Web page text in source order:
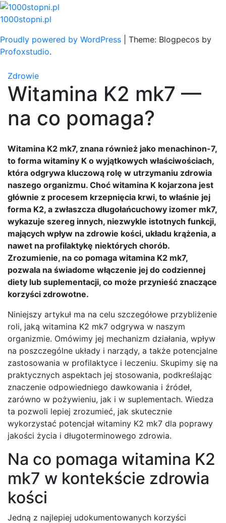
Skip
to
1000stopni.pl
Proudly powered by WordPress
Theme: Blogpecos by
Profoxstudio.
Zdrowie
Witamina K2 mk7 —
na co pomaga?
Witamina K2 mk7, znana również jako menachinon-7,
to forma witaminy K o wyjątkowych właściwościach,
która odgrywa kluczową rolę w utrzymaniu zdrowia
naszego organizmu. Choć witamina K kojarzona jest
głównie z procesem krzepnięcia krwi, to właśnie jej
forma K2, a zwłaszcza długołańcuchowy izomer mk7,
wykazuje szereg innych, niezwykle istotnych funkcji,
mających wpływ na zdrowie kości, układu krążenia, a
nawet na profilaktykę niektórych chorób.
Zrozumienie, na co pomaga witamina K2 mk7,
pozwala na świadome włączenie jej do codziennej
diety lub suplementacji, co może przynieść znaczące
korzyści zdrowotne.
Niniejszy artykuł ma na celu szczegółowe przybliżenie
roli, jaką witamina K2 mk7 odgrywa w naszym
organizmie. Omówimy jej mechanizm działania, wpływ
na poszczególne układy i narządy, a także potencjalne
zastosowania w profilaktyce i leczeniu. Skupimy się na
praktycznych aspektach jej stosowania, podkreślając
znaczenie odpowiedniego dawkowania i źródeł,
zarówno w pożywieniu, jak i w suplementach. Wiedza
ta pozwoli lepiej zrozumieć, jak skutecznie
wykorzystać potencjał witaminy K2 mk7 dla poprawy
jakości życia i długoterminowego zdrowia.
Na co pomaga witamina K2
mk7 w kontekście zdrowia
kości
Jedną z najlepiej udokumentowanych korzyści